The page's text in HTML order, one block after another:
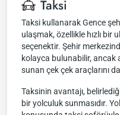
Taksi
Taksi kullanarak Gence
ulaşmak, özellikle hızlı bir
seçenektir. Şehir
kolayca bulunabilir,
sunan çek çek araçlarını
Taksinin avantajı,
bir yolculuk sunmasıdır.